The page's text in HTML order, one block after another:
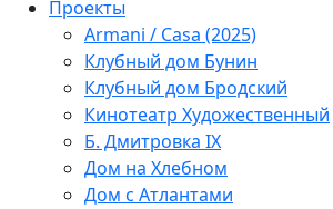
Проекты
Armani / Casa (2025)
Клубный дом Бунин
Клубный дом Бродский
Кинотеатр Художественный
Б. Дмитровка IX
Дом на Хлебном
Дом с Атлантами